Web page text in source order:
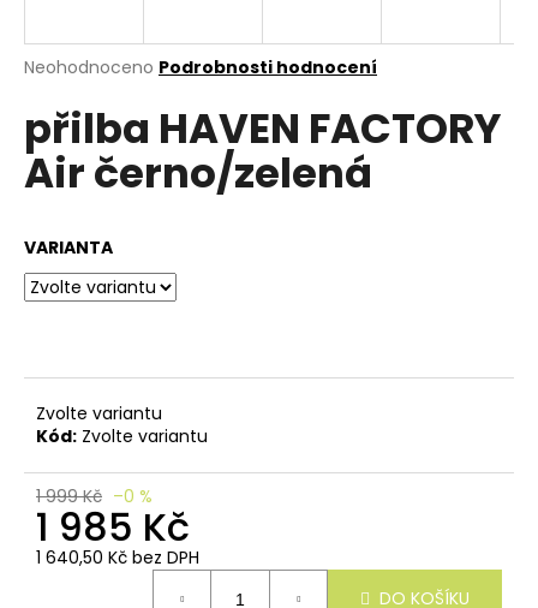
Průměrné
produktu
je
0,0
z
Neohodnoceno Podrobnosti hodnocení
přilba HAVEN FACTORY
Air černo/zelená
VARIANTA
Zvolte variantu
Kód: Zvolte variantu
1 999 Kč –0 %
1 985 Kč
1 640,50 Kč bez DPH
DO KOŠÍKU
n
a
í
t
?
D
o
p
o
u